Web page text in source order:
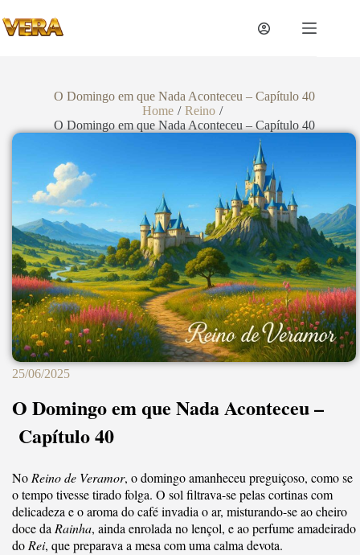
O Domingo em que Nada Aconteceu – Capítulo 40
Home / Reino /
O Domingo em que Nada Aconteceu – Capítulo 40
25/06/2025
O Domingo em que Nada Aconteceu –
Capítulo 40
NoReino de Veramor, o domingo amanheceu preguiçoso, como se
o tempo tivesse tirado folga. O sol filtrava-se pelas cortinas com
delicadeza e o aroma do café invadia o ar, misturando-se ao cheiro
doce daRainha, ainda enrolada no lençol, e ao perfume amadeirado
doRei, que preparava a mesa com uma calma devota.